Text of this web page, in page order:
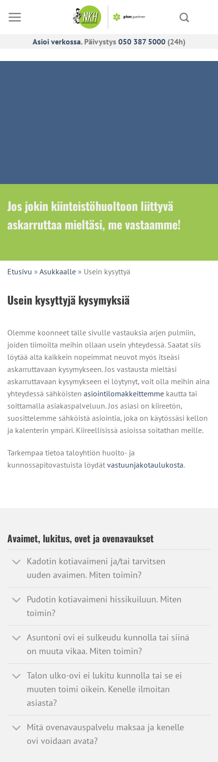
Asioi verkossa. Päivystys 050 387 5000 (24h)
Jos jokin kiinteistöhuoltoon liittyvä
askarruttaa mieltäsi, me vastaamme!
Etusivu » Asukkaalle » Usein kysyttyä
Usein kysyttyjä kysymyksiä
Olemme koonneet tälle sivulle vastauksia arjen pulmiin,
joiden tiimoilta meihin ollaan usein yhteydessä. Saatat siis
löytää alta kaikkein nopeimmat neuvot myös itseäsi
askarruttavaan kysymykseen. Jos vastausta mieltäsi
askarruttavaan kysymykseen ei löytynyt, voit olla meihin aina
yhteydessä sähköisten asiointilomakkeittemme kautta tai
soittamalla asiakaspalveluun. Jos asiasi on kiireetön,
suosittelemme sähköistä asiointia, joka on käytössäsi kellon
ja kalenterin ympäri. Kiireellisissä asioissa soitathan meille.
Tarkempaa tietoa taloyhtiön huolto- ja
kunnossapitovastuista löydät vastuunjakotaulukosta.
Avaimet, lukitus, ovet ja ovenavaukset
Kadotin kotiavaimeni ja/tai tarvitsen
uuden avaimen. Miten toimin?
Pudotin kotiavaimeni hissikuiluun. Miten
toimin?
Asuntoni ovi ei sulkeudu kunnolla tai siinä
on muuta vikaa. Miten toimin?
Talon ulko-ovi ei lukitu kunnolla tai se ei
muuten toimi oikein. Kenelle ilmoitan
asiasta?
Mitä ovenavauspalvelu maksaa ja kenelle
ovi voidaan avata?